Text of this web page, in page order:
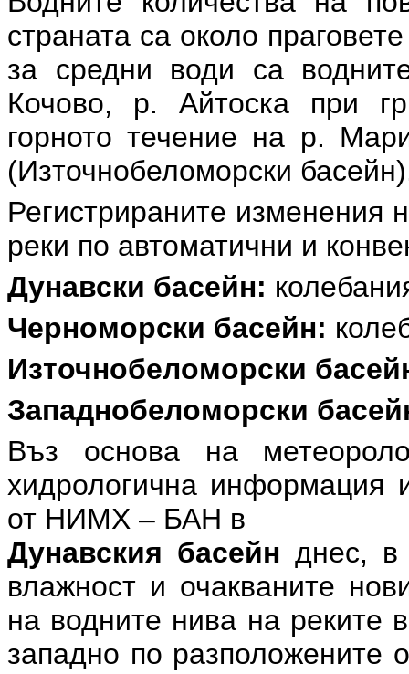
страната са около
за средни води са
Кочово, р. Айтоска при
горното течение на р.
(Източнобеломорски
Регистрираните изменения
реки по автоматични и
Дунавски басейн:
Черноморски басейн:
Източнобеломорски
Западнобеломорски
Въз основа на
хидрологична информация
от НИМХ – БАН в
Дунавския басейн днес, в
влажност и очакваните
на водните нива на реките
западно по разположените